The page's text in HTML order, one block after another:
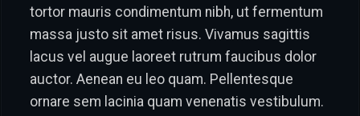
tortor mauris condimentum nibh, ut fermentum
massa justo sit amet risus. Vivamus sagittis
lacus vel augue laoreet rutrum faucibus dolor
auctor. Aenean eu leo quam. Pellentesque
ornare sem lacinia quam venenatis vestibulum.